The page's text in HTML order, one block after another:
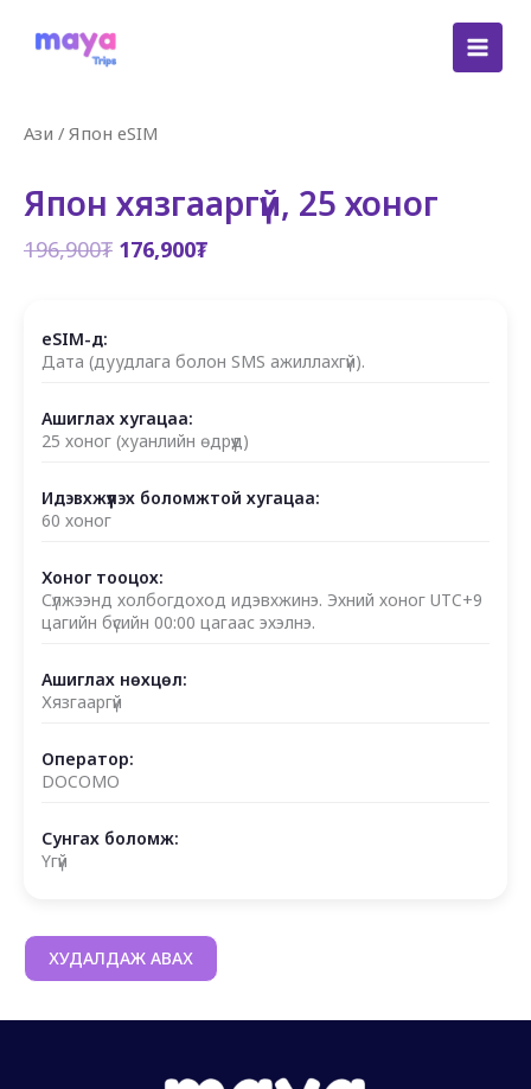
Ази / Япон eSIM
Япон хязгааргүй, 25 хоног
196,900₮ Original
176,900₮Current
eSIM-д:
Дата (дуудлага болон SMS ажиллахгүй).
Ашиглах хугацаа:
25 хоног (хуанлийн өдрүүд)
Идэвхжүүлэх боломжтой хугацаа:
60 хоног
Хоног тооцох:
Сүлжээнд холбогдоход идэвхжинэ. Эхний хоног UTC+9
цагийн бүсийн 00:00 цагаас эхэлнэ.
Ашиглах нөхцөл:
Хязгааргүй
Оператор:
DOCOMO
Сунгах боломж:
Үгүй
ХУДАЛДАЖ АВАХ